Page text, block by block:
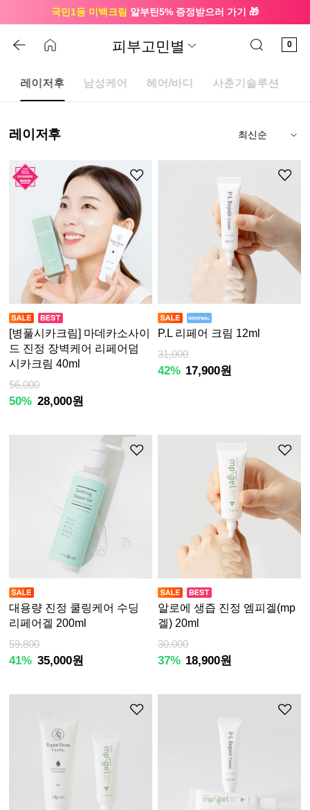
국민1등 미백크림 알부틴5% 증정받으러 가기 🎁
0
피부고민별
레이저후 남성케어 헤어/바디 사춘기솔루션
레이저후
[병풀시카크림] 마데카소사이
드 진정 장벽케어 리페어덤
시카크림 40ml
56,000
50% 28,000원
P.L 리페어 크림 12ml
31,000
42% 17,900원
대용량 진정 쿨링케어 수딩
리페어겔 200ml
59,800
41% 35,000원
알로에 생즙 진정 엠피겔(mp
겔) 20ml
30,000
37% 18,900원